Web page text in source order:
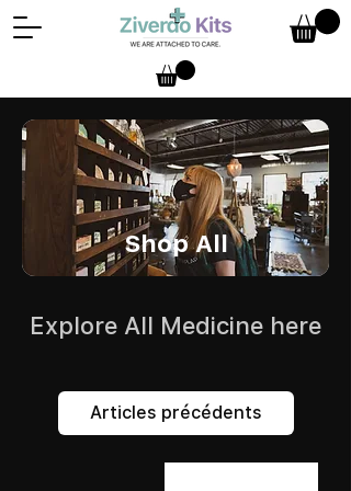
Shop All
Articles précédents
Explore All Medicine here